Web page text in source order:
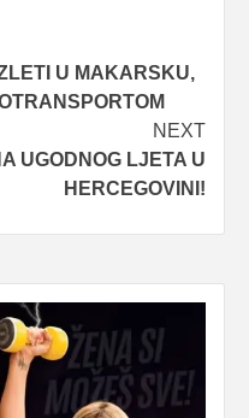
U MAKARSKU,
NEXT
UGODNOG LJETA U
HERCEGOVINI!